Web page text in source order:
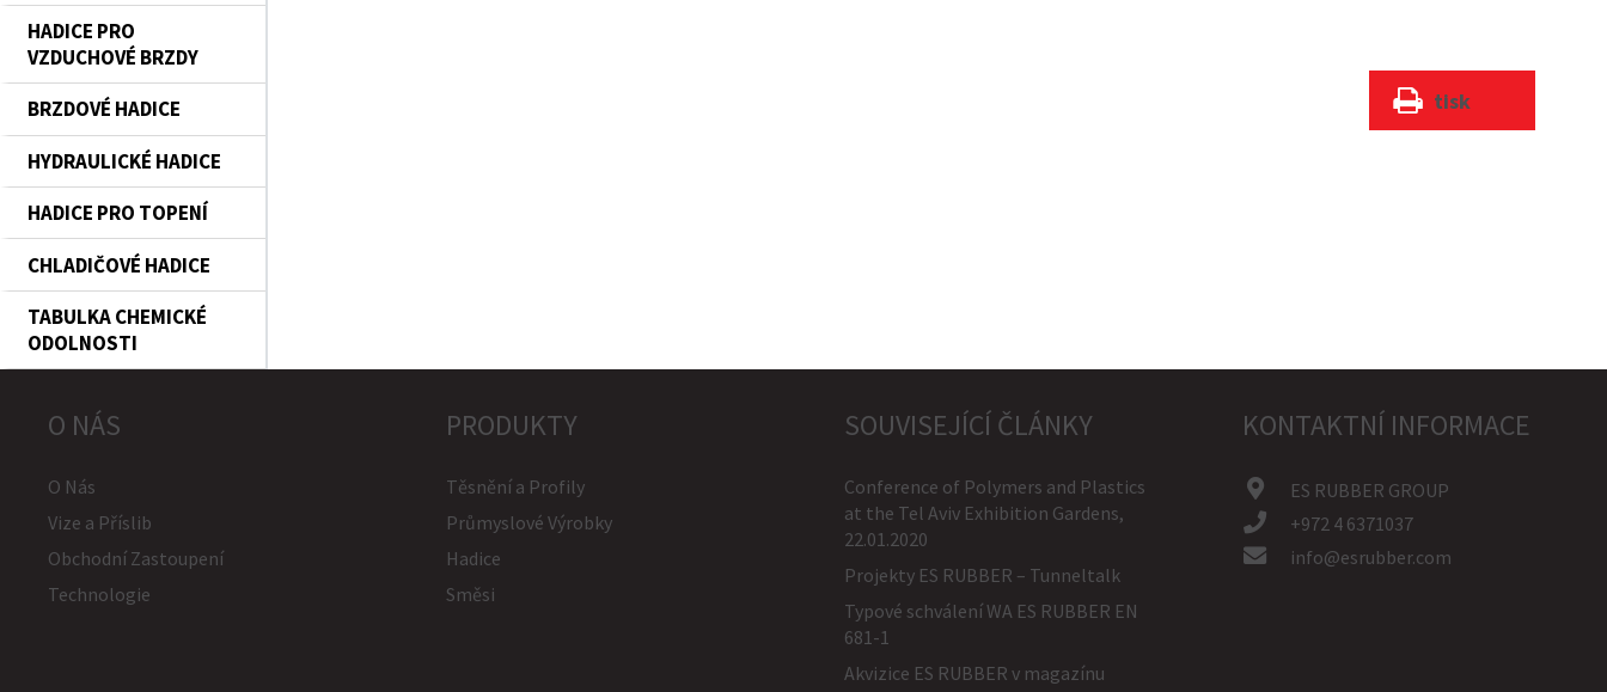
HADICE PRO
VZDUCHOVÉ BRZDY
BRZDOVÉ HADICE
HYDRAULICKÉ HADICE
HADICE PRO TOPENÍ
CHLADIČOVÉ HADICE
TABULKA CHEMICKÉ
ODOLNOSTI
tisk
O NÁS
O Nás
Vize a Příslib
Obchodní Zastoupení
Technologie
PRODUKTY
Těsnění a Profily
Průmyslové Výrobky
Hadice
Směsi
SOUVISEJÍCÍ ČLÁNKY
Conference of Polymers and Plastics
at the Tel Aviv Exhibition Gardens,
22.01.2020
Projekty ES RUBBER – Tunneltalk
Typové schválení WA ES RUBBER EN
681-1
Akvizice ES RUBBER v magazínu
KONTAKTNÍ INFORMACE
ES RUBBER GROUP
+972 4 6371037
info@esrubber.com